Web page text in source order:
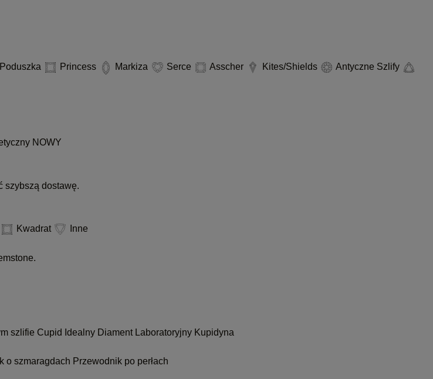
Poduszka Princess Markiza Serce Asscher Kites/Shields
Antyczne Szlify
NOWY
szybszą dostawę.
Kwadrat
Inne
szlifie Cupid Idealny Diament Laboratoryjny Kupidyna
o szmaragdach Przewodnik po perłach